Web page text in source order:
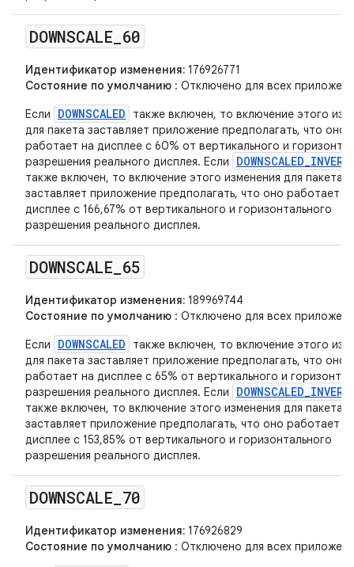
DOWNSCALE 60
Идентификатор изменения: 176926771
Состояние по умолчанию : Отключено для всех
Если
DOWNSCALED
также включен, то включение этого
для пакета заставляет приложение предполагать, что оно
работает на дисплее с 60% от вертикального и
разрешения реального дисплея. Если
также включен, то включение этого изменения для пакета
заставляет приложение предполагать, что оно работает
дисплее с 166,67% от вертикального и горизонтального
разрешения реального дисплея.
DOWNSCALE 65
Идентификатор изменения: 189969744
Состояние по умолчанию : Отключено для всех
Если
DOWNSCALED
также включен, то включение этого
для пакета заставляет приложение предполагать, что оно
работает на дисплее с 65% от вертикального и
разрешения реального дисплея. Если
также включен, то включение этого изменения для пакета
заставляет приложение предполагать, что оно работает
дисплее с 153,85% от вертикального и горизонтального
разрешения реального дисплея.
DOWNSCALE 70
Идентификатор изменения: 176926829
Состояние по умолчанию : Отключено для всех